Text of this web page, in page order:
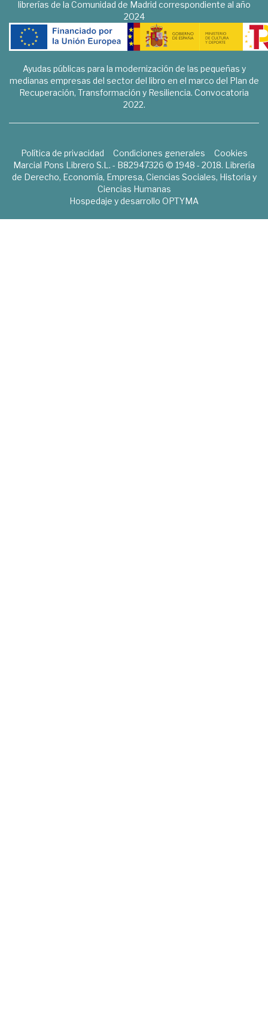
librerías de la Comunidad de Madrid correspondiente al año
2024
Ayudas públicas para la modernización de las pequeñas y
medianas empresas del sector del libro en el marco del Plan de
Recuperación, Transformación y Resiliencia. Convocatoria
2022.
Política de privacidad Condiciones generales
Cookies
Marcial Pons Librero S.L. - B82947326 © 1948 - 2018. Librería
de Derecho, Economía, Empresa, Ciencias Sociales, Historia y
Ciencias Humanas
Hospedaje y desarrollo OPTYMA